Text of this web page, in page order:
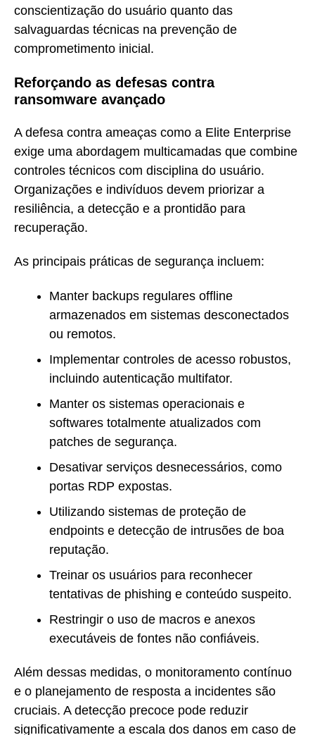
conscientização do usuário quanto das
salvaguardas técnicas na prevenção de
comprometimento inicial.
Reforçando as defesas contra
ransomware avançado
A defesa contra ameaças como a Elite Enterprise
exige uma abordagem multicamadas que combine
controles técnicos com disciplina do usuário.
Organizações e indivíduos devem priorizar a
resiliência, a detecção e a prontidão para
recuperação.
As principais práticas de segurança incluem:
Manter backups regulares offline
armazenados em sistemas desconectados
ou remotos.
Implementar controles de acesso robustos,
incluindo autenticação multifator.
Manter os sistemas operacionais e
softwares totalmente atualizados com
patches de segurança.
Desativar serviços desnecessários, como
portas RDP expostas.
Utilizando sistemas de proteção de
endpoints e detecção de intrusões de boa
reputação.
Treinar os usuários para reconhecer
tentativas de phishing e conteúdo suspeito.
Restringir o uso de macros e anexos
executáveis de fontes não confiáveis.
Além dessas medidas, o monitoramento contínuo
e o planejamento de resposta a incidentes são
cruciais. A detecção precoce pode reduzir
significativamente a escala dos danos em caso de